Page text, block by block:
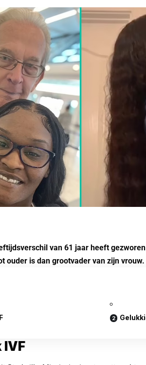
van 61 jaar heeft
ouder is dan grootvader van zijn vrouw.
IVF